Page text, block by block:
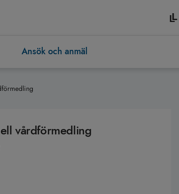
Ansök och anmäl
vårdförmedling